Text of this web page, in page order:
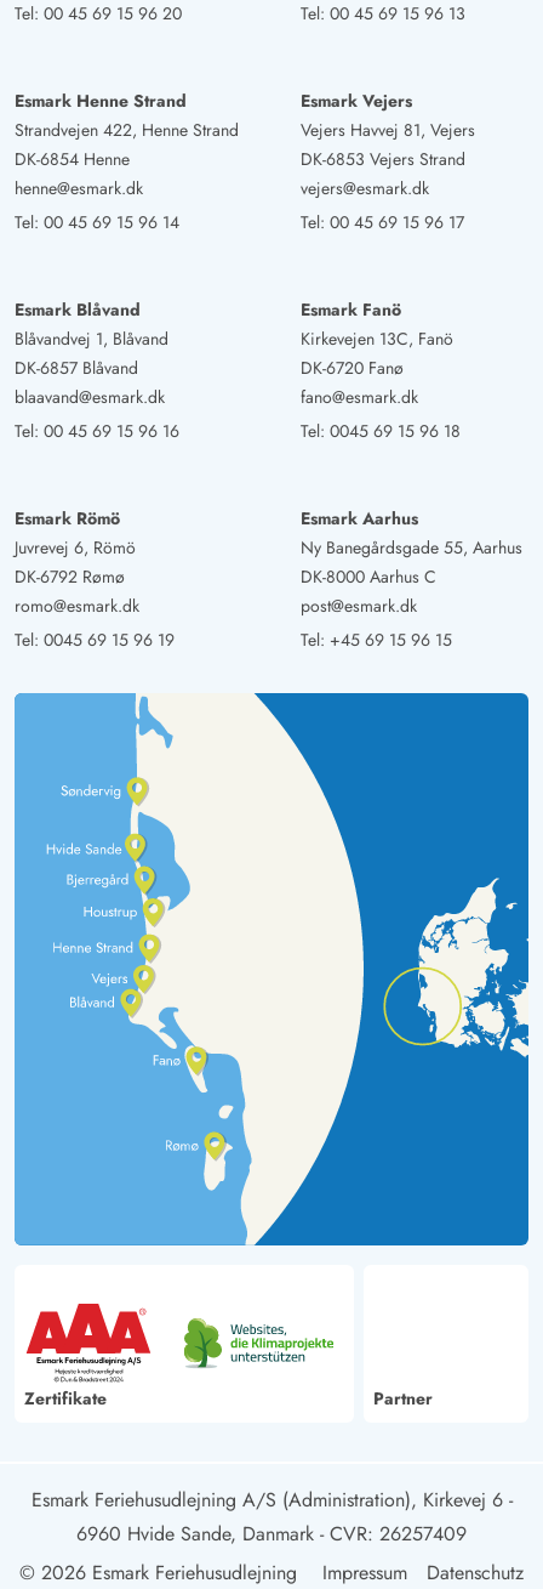
Tel: 00 45 69 15 96 20
Tel: 00 45 69 15 96 13
Esmark Henne Strand
Strandvejen 422, Henne Strand
DK-6854 Henne
henne@esmark.dk
Tel: 00 45 69 15 96 14
Esmark Vejers
Vejers Havvej 81, Vejers
DK-6853 Vejers Strand
vejers@esmark.dk
Tel: 00 45 69 15 96 17
Esmark Blåvand
Blåvandvej 1, Blåvand
DK-6857 Blåvand
blaavand@esmark.dk
Tel: 00 45 69 15 96 16
Esmark Fanö
Kirkevejen 13C, Fanö
DK-6720 Fanø
fano@esmark.dk
Tel: 0045 69 15 96 18
Esmark Römö
Juvrevej 6, Römö
DK-6792 Rømø
romo@esmark.dk
Tel: 0045 69 15 96 19
Esmark Aarhus
Ny Banegårdsgade 55, Aarhus
DK-8000 Aarhus C
post@esmark.dk
Tel: +45 69 15 96 15
Zertifikate Partner
Esmark Feriehusudlejning A/S (Administration), Kirkevej 6 -
6960 Hvide Sande, Danmark - CVR: 26257409
© 2026 Esmark Feriehusudlejning
Impressum Datenschutz